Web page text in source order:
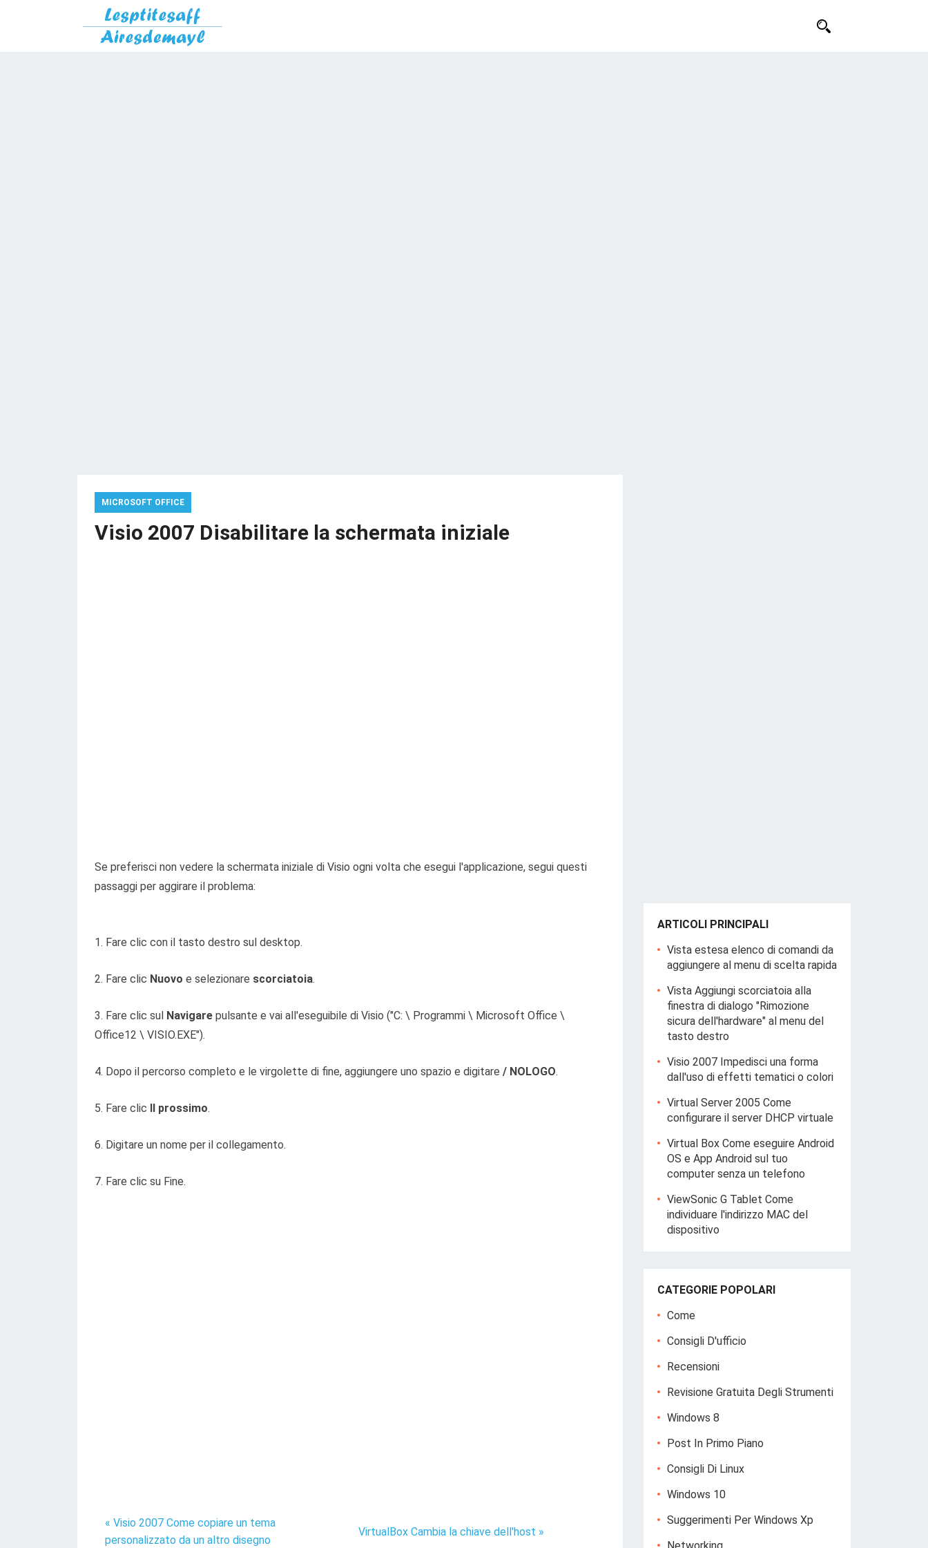
MICROSOFT OFFICE
Visio 2007 Disabilitare la schermata iniziale
Se preferisci non vedere la schermata iniziale di Visio ogni volta che esegui l'applicazione, segui questi
passaggi per aggirare il problema:
1. Fare clic con il tasto destro sul desktop.
2. Fare clic Nuovo e selezionare scorciatoia.
3. Fare clic sul Navigare pulsante e vai all'eseguibile di Visio ("C: \ Programmi \ Microsoft Office \
Office12 \ VISIO.EXE").
4. Dopo il percorso completo e le virgolette di fine, aggiungere uno spazio e digitare / NOLOGO.
5. Fare clic Il prossimo.
6. Digitare un nome per il collegamento.
7. Fare clic su Fine.
« Visio 2007 Come copiare un tema
personalizzato da un altro disegno
VirtualBox Cambia la chiave dell'host »
ARTICOLI PRINCIPALI
Vista estesa elenco di comandi da
aggiungere al menu di scelta rapida
Vista Aggiungi scorciatoia alla
finestra di dialogo "Rimozione
sicura dell'hardware" al menu del
tasto destro
Visio 2007 Impedisci una forma
dall'uso di effetti tematici o colori
Virtual Server 2005 Come
configurare il server DHCP virtuale
Virtual Box Come eseguire Android
OS e App Android sul tuo
computer senza un telefono
ViewSonic G Tablet Come
individuare l'indirizzo MAC del
dispositivo
CATEGORIE POPOLARI
Come
Consigli D'ufficio
Recensioni
Revisione Gratuita Degli Strumenti
Windows 8
Post In Primo Piano
Consigli Di Linux
Windows 10
Suggerimenti Per Windows Xp